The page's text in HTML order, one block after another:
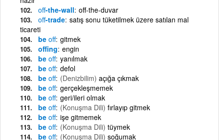
off-the-wall off-the-duvar
off-trade satış sonu tüketilmek üzere satılan mal
ticareti
be off gitmek
offing engin
be off yanılmak
be off defol
be off (Denizbilim) açığa çıkmak
be off gerçekleşmemek
be off geri/ileri olmak
be off (Konuşma Dili) fırlayıp gitmek
be off işe gitmemek
be off (Konuşma Dili) tüymek
be off (Konuşma Dili) soğumak